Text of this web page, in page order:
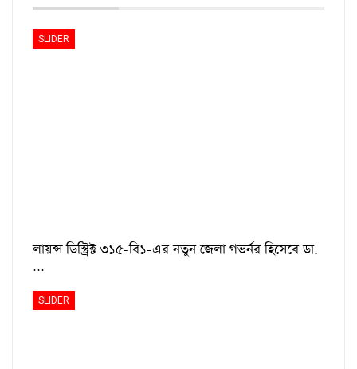
SLIDER
লায়ন্স ডিস্ট্রিক্ট ৩১৫-বি১-এর নতুন জেলা গভর্নর হিসেবে ডা.
…
SLIDER